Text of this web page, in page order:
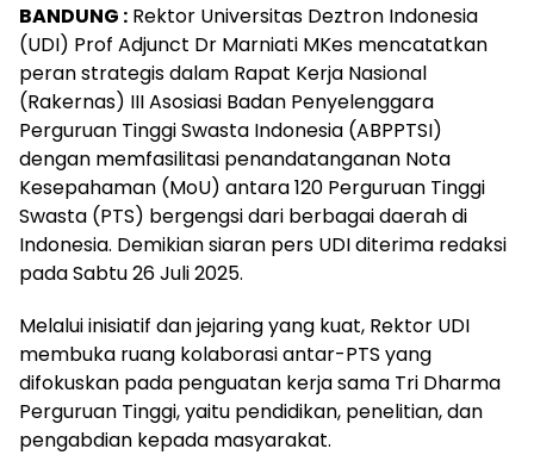
BANDUNG : Rektor Universitas Deztron Indonesia
(UDI) Prof Adjunct Dr Marniati MKes mencatatkan
peran strategis dalam Rapat Kerja Nasional
(Rakernas) III Asosiasi Badan Penyelenggara
Perguruan Tinggi Swasta Indonesia (ABPPTSI)
dengan memfasilitasi penandatanganan Nota
Kesepahaman (MoU) antara 120 Perguruan Tinggi
Swasta (PTS) bergengsi dari berbagai daerah di
Indonesia. Demikian siaran pers UDI diterima redaksi
pada Sabtu 26 Juli 2025.
Melalui inisiatif dan jejaring yang kuat, Rektor UDI
membuka ruang kolaborasi antar-PTS yang
difokuskan pada penguatan kerja sama Tri Dharma
Perguruan Tinggi, yaitu pendidikan, penelitian, dan
pengabdian kepada masyarakat.